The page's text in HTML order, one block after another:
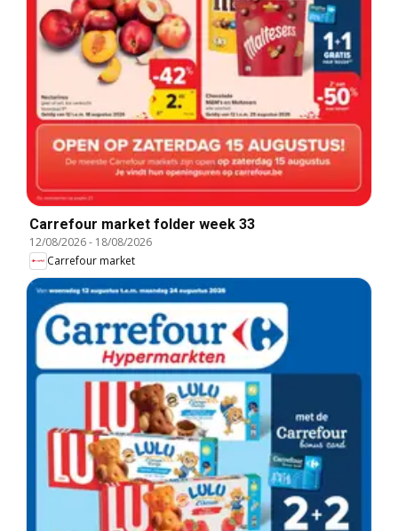
Carrefour market folder week 33
12/08/2026- 18/08/2026
Carrefour market